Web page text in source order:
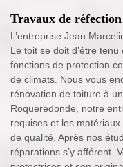
Travaux de
L’entreprise Jean
Le toit se doit d’être
fonctions de protection
de climats. Nous vous
rénovation de toiture à
Roqueredonde, notre
requises et les
de qualité. Après nos
réparations s’y afférent.